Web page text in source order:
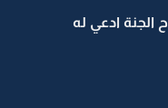
ادعي له